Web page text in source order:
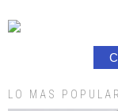
LO MAS POPULAR